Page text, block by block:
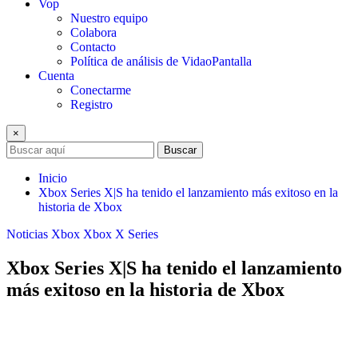
Vop
Nuestro equipo
Colabora
Contacto
Política de análisis de VidaoPantalla
Cuenta
Conectarme
Registro
×
Buscar
Inicio
Xbox Series X|S ha tenido el lanzamiento más exitoso en la
historia de Xbox
Noticias Xbox Xbox X Series
Xbox Series X|S ha tenido el lanzamiento
más exitoso en la historia de Xbox